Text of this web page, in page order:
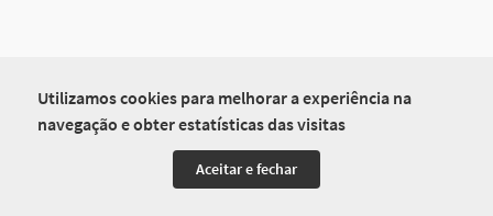
Utilizamos cookies para melhorar a experiência na
navegação e obter estatísticas das visitas
Aceitar e fechar